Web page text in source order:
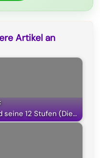
)
Artikel an
12 Stufen (Die…